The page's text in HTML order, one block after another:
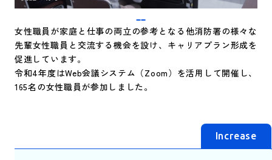
女性職員が家庭と仕事の両立の参考となる他消防署の様々な
先輩女性職員と交流する機会を設け、キャリアプラン形成を
促進しています。
令和4年度はWeb会議システム（Zoom）を活用して開催し、
165名の女性職員が参加しました。
Increase